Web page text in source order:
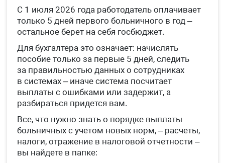
С 1 июля 2026 года работодатель оплачивает
только 5 дней первого больничного в год –
остальное берет на себя госбюджет.
Для бухгалтера это означает: начислять
пособие только за первые 5 дней, следить
за правильностью данных о сотрудниках
в системах – иначе система посчитает
выплаты с ошибками или задержит, а
разбираться придется вам.
Все, что нужно знать о порядке выплаты
больничных с учетом новых норм, – расчеты,
налоги, отражение в налоговой отчетности –
вы найдете в папке: